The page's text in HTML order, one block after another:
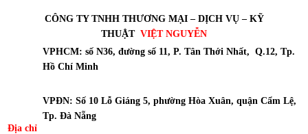
CÔNG TY TNHH THƯƠNG MẠI – DỊCH VỤ – KỸ
THUẬT VIỆT NGUYỄN
Địa chỉ
VPHCM: số N36, đường số 11, P. Tân Thới Nhất, Q.12, Tp.
Hồ Chí Minh
VPĐN: Số 10 Lỗ Giáng 5, phường Hòa Xuân, quận Cẩm Lệ,
Tp. Đà Nẵng